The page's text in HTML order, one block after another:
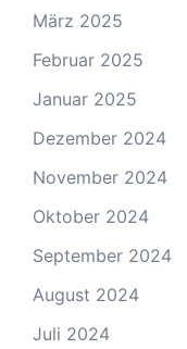
März 2025
Februar 2025
Januar 2025
Dezember 2024
November 2024
Oktober 2024
September 2024
August 2024
Juli 2024